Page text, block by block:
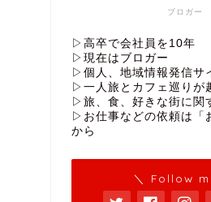
ブロガー
▷高卒で会社員を10年
▷現在はブロガー
▷個人、地域情報発信サ
▷一人旅とカフェ巡りが
▷旅、食、好きな街に関
▷お仕事などの依頼は「
から
＼ Follow